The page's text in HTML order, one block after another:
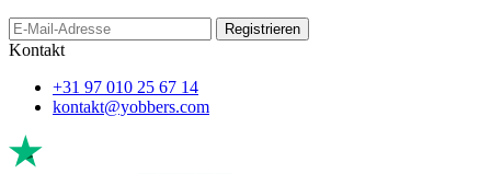
Registrieren
Kontakt
+31 97 010 25 67 14
kontakt@yobbers.com